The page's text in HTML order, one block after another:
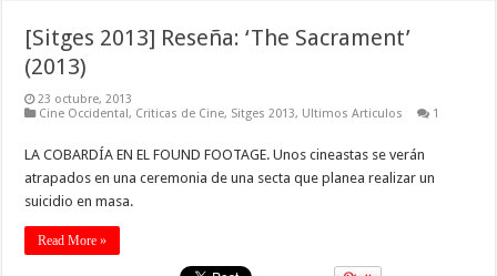
[Sitges 2013] Reseña: ‘The Sacrament’
(2013)
23 octubre, 2013
Cine Occidental, Criticas de Cine, Sitges 2013, Ultimos Articulos 1
LA COBARDÍA EN EL FOUND FOOTAGE. Unos cineastas se verán
atrapados en una ceremonia de una secta que planea realizar un
suicidio en masa.
Read More »